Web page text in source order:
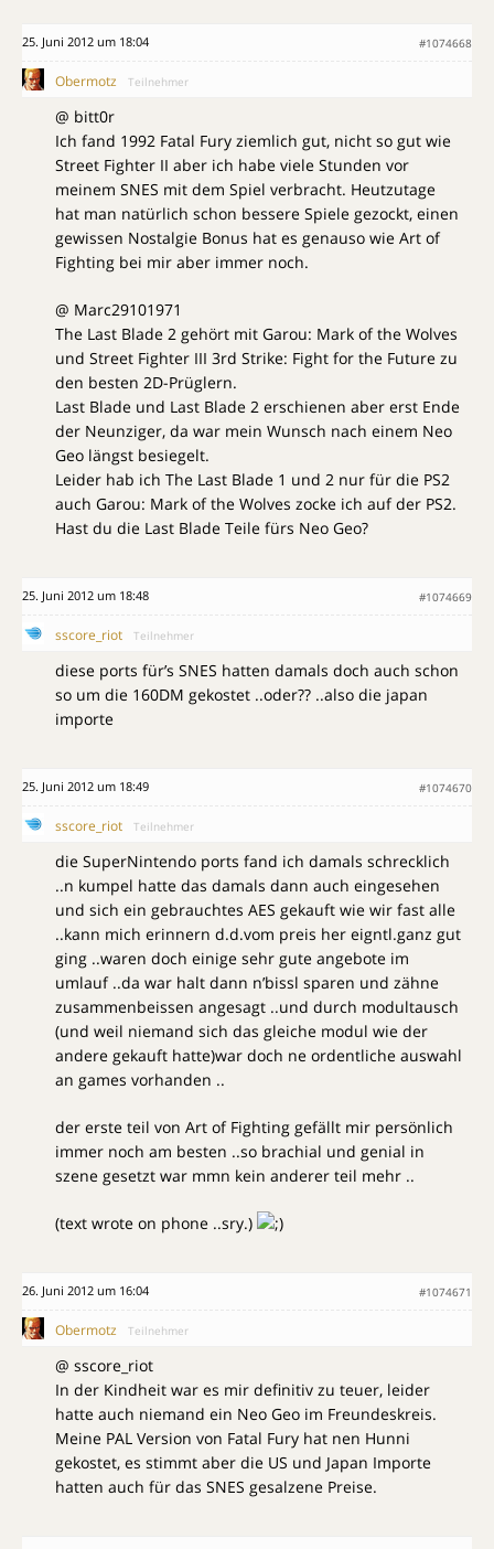
25. Juni 2012 um 18:04 #1074668
Obermotz Teilnehmer
@ bitt0r
Ich fand 1992 Fatal Fury ziemlich gut, nicht so gut wie
Street Fighter II aber ich habe viele Stunden vor
meinem SNES mit dem Spiel verbracht. Heutzutage
hat man natürlich schon bessere Spiele gezockt, einen
gewissen Nostalgie Bonus hat es genauso wie Art of
Fighting bei mir aber immer noch.
@ Marc29101971
The Last Blade 2 gehört mit Garou: Mark of the Wolves
und Street Fighter III 3rd Strike: Fight for the Future zu
den besten 2D-Prüglern.
Last Blade und Last Blade 2 erschienen aber erst Ende
der Neunziger, da war mein Wunsch nach einem Neo
Geo längst besiegelt.
Leider hab ich The Last Blade 1 und 2 nur für die PS2
auch Garou: Mark of the Wolves zocke ich auf der PS2.
Hast du die Last Blade Teile fürs Neo Geo?
25. Juni 2012 um 18:48 #1074669
sscore_riot Teilnehmer
diese ports für’s SNES hatten damals doch auch schon
so um die 160DM gekostet ..oder?? ..also die japan
importe
25. Juni 2012 um 18:49 #1074670
sscore_riot Teilnehmer
die SuperNintendo ports fand ich damals schrecklich
..n kumpel hatte das damals dann auch eingesehen
und sich ein gebrauchtes AES gekauft wie wir fast alle
..kann mich erinnern d.d.vom preis her eigntl.ganz gut
ging ..waren doch einige sehr gute angebote im
umlauf ..da war halt dann n’bissl sparen und zähne
zusammenbeissen angesagt ..und durch modultausch
(und weil niemand sich das gleiche modul wie der
andere gekauft hatte)war doch ne ordentliche auswahl
an games vorhanden ..
der erste teil von Art of Fighting gefällt mir persönlich
immer noch am besten ..so brachial und genial in
szene gesetzt war mmn kein anderer teil mehr ..
(text wrote on phone ..sry.)
26. Juni 2012 um 16:04 #1074671
Obermotz Teilnehmer
@ sscore_riot
In der Kindheit war es mir definitiv zu teuer, leider
hatte auch niemand ein Neo Geo im Freundeskreis.
Meine PAL Version von Fatal Fury hat nen Hunni
gekostet, es stimmt aber die US und Japan Importe
hatten auch für das SNES gesalzene Preise.